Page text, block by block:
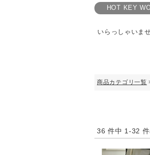
HOT KEY
いらっしゃいま
商品カテゴリ一覧
36 件中 1-32